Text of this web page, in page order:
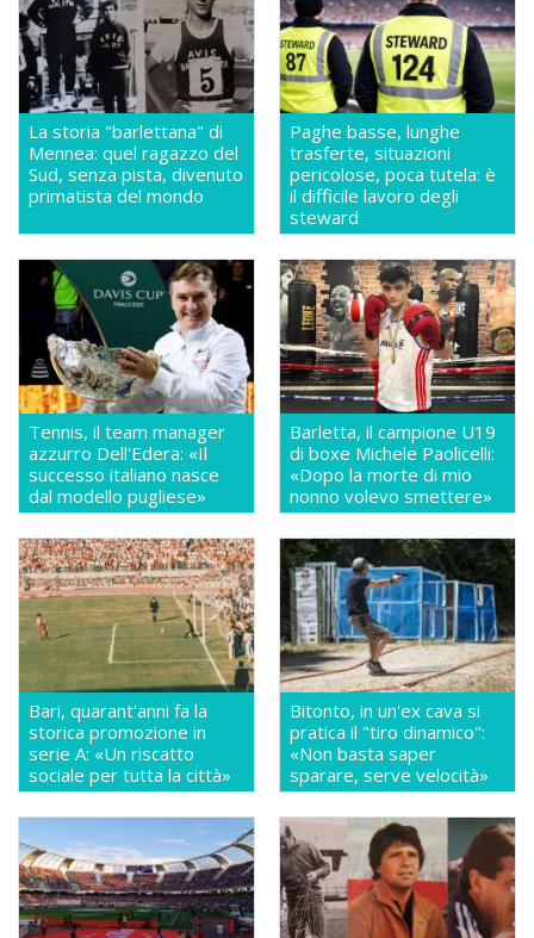
La storia "barlettana" di
Mennea: quel ragazzo del
Sud, senza pista, divenuto
primatista del mondo
Paghe basse, lunghe
trasferte, situazioni
pericolose, poca tutela: è
il difficile lavoro degli
steward
Tennis, il team manager
azzurro Dell'Edera: «Il
successo italiano nasce
dal modello pugliese»
Barletta, il campione U19
di boxe Michele Paolicelli:
«Dopo la morte di mio
nonno volevo smettere»
Bari, quarant'anni fa la
storica promozione in
serie A: «Un riscatto
sociale per tutta la città»
Bitonto, in un'ex cava si
pratica il "tiro dinamico":
«Non basta saper
sparare, serve velocità»